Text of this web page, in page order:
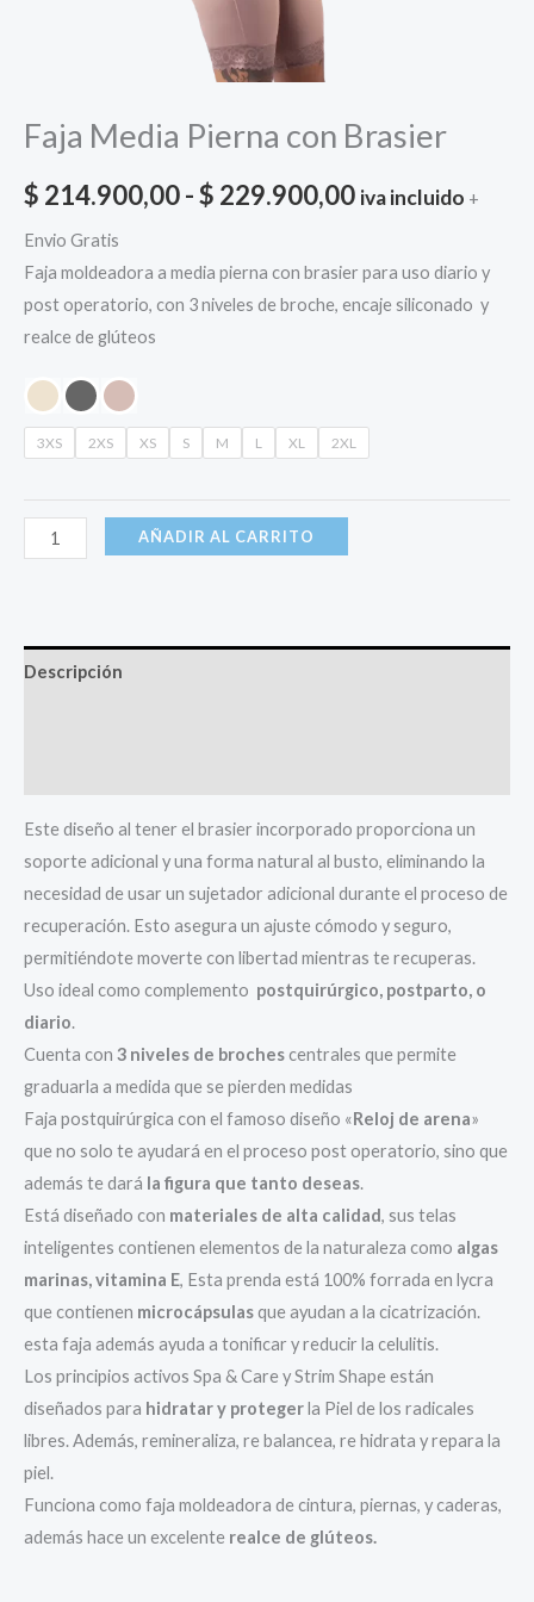
Faja Media Pierna con Brasier
$ 214.900,00-$ 229.900,00Rango
precios:
hasta
iva incluido +
Envio Gratis
Faja moldeadora a media pierna con brasier para uso diario y
post operatorio, con 3 niveles de broche, encaje siliconado y
realce de glúteos
3XS 2XS XS S M L XL 2XL
Faja
Media
Brasier
AÑADIR AL CARRITO
Descripción
Este diseño al tener el brasier incorporado proporciona un
soporte adicional y una forma natural al busto, eliminando la
necesidad de usar un sujetador adicional durante el proceso de
recuperación. Esto asegura un ajuste cómodo y seguro,
permitiéndote moverte con libertad mientras te recuperas.
Uso ideal como complemento postquirúrgico, postparto, o
diario.
Cuenta con 3 niveles de brochescentrales que permite
graduarla a medida que se pierden medidas
Faja postquirúrgica con el famoso diseño «Reloj de arena»
que no solo te ayudará en el proceso post operatorio, sino que
además te dará la figura que tanto deseas.
Está diseñado con materiales de alta calidad, sus telas
inteligentes contienen elementos de la naturaleza como algas
marinas, vitamina E, Esta prenda está 100% forrada en lycra
que contienen microcápsulasque ayudan a la cicatrización.
esta faja además ayuda a tonificar y reducir la celulitis.
Los principios activos Spa & Care y Strim Shape están
diseñados para hidratar y protegerla Piel de los radicales
libres. Además, remineraliza, re balancea, re hidrata y repara la
piel.
Funciona como faja moldeadora de cintura, piernas, y caderas,
además hace un excelente realce de glúteos.